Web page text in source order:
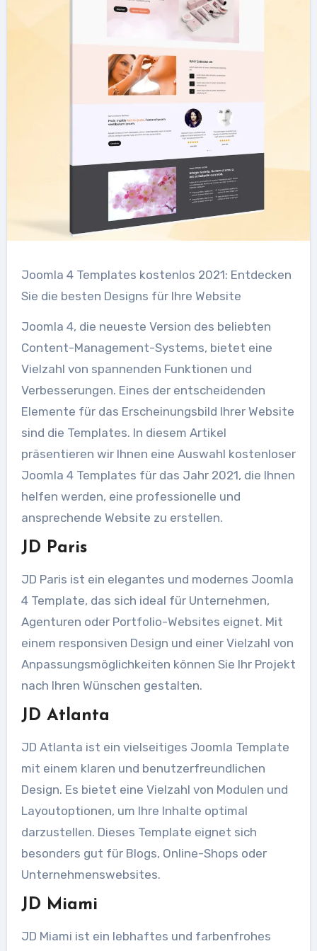
Joomla 4 Templates kostenlos 2021: Entdecken
Sie die besten Designs für Ihre Website
Joomla 4, die neueste Version des beliebten
Content-Management-Systems, bietet eine
Vielzahl von spannenden Funktionen und
Verbesserungen. Eines der entscheidenden
Elemente für das Erscheinungsbild Ihrer Website
sind die Templates. In diesem Artikel
präsentieren wir Ihnen eine Auswahl kostenloser
Joomla 4 Templates für das Jahr 2021, die Ihnen
helfen werden, eine professionelle und
ansprechende Website zu erstellen.
JD Paris
JD Paris ist ein elegantes und modernes Joomla
4 Template, das sich ideal für Unternehmen,
Agenturen oder Portfolio-Websites eignet. Mit
einem responsiven Design und einer Vielzahl von
Anpassungsmöglichkeiten können Sie Ihr Projekt
nach Ihren Wünschen gestalten.
JD Atlanta
JD Atlanta ist ein vielseitiges Joomla Template
mit einem klaren und benutzerfreundlichen
Design. Es bietet eine Vielzahl von Modulen und
Layoutoptionen, um Ihre Inhalte optimal
darzustellen. Dieses Template eignet sich
besonders gut für Blogs, Online-Shops oder
Unternehmenswebsites.
JD Miami
JD Miami ist ein lebhaftes und farbenfrohes